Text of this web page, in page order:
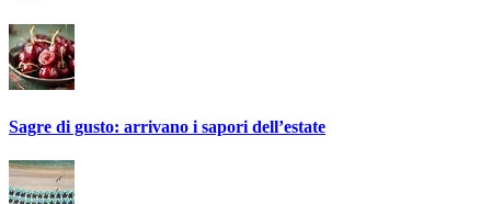
Sagre di gusto: arrivano i sapori dell’estate